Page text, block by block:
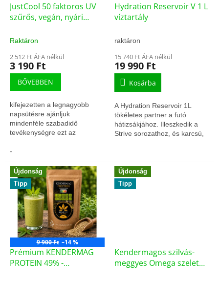
JustCool 50 faktoros UV
szűrős, vegán, nyári
Raktáron
2 512 Ft ÁFA nélkül
3 190 Ft
BŐVEBBEN
kifejezetten a legnagyobb
napsütésre ajánljuk
mindenféle szabadidő
tevékenységre ezt az
vegán sapit! Figyelem! 5,000
forint ár alatti termékeket...
-
Hydration Reservoir V 1 L
víztartály
raktáron
15 740 Ft ÁFA nélkül
19 990 Ft
Kosárba
A Hydration Reservoir 1L
tökéletes partner a futó
hátizsákjához. Illeszkedik a
Strive sorozathoz, és karcsú,
Újdonság
Tipp
9 900 Ft –14 %
Prémium KENDERMAG
PROTEIN 49% -
Újdonság
Tipp
Kendermagos szilvás-
meggyes Omega szelet